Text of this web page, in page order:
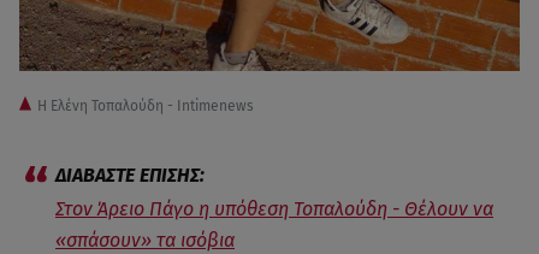
Η Ελένη Τοπαλούδη - Intimenews
Στον Άρειο Πάγο η υπόθεση Τοπαλούδη - Θέλουν να
«σπάσουν» τα ισόβια